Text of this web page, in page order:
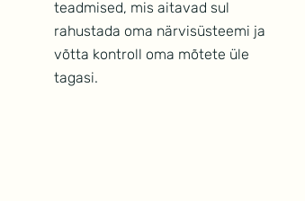
teadmised, mis aitavad sul
rahustada oma närvisüsteemi ja
võtta kontroll oma mõtete üle
tagasi.